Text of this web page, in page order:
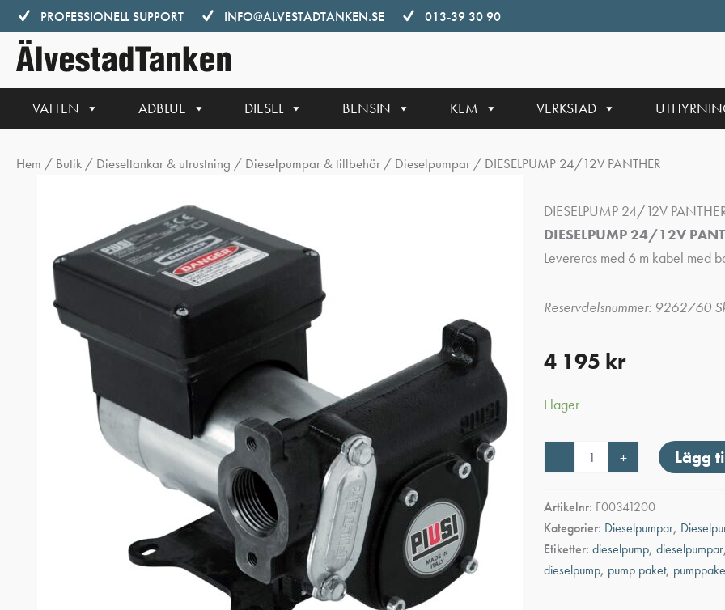
Hoppa
till
innehåll
PROFESSIONELL SUPPORT INFO@ALVESTADTANKEN.SE 013-39 30 90
VATTEN ADBLUE DIESEL BENSIN KEM VERKSTAD
Hem / Butik / Dieseltankar & utrustning / Dieselpumpar & tillbehör / Dieselpumpar / DIESELPUMP 24/12V PANTHER
DIESELPUMP 24/12V
DIESELPUMP 24/12V
Levereras med 6 m kabel med
Reservdelsnummer: 9262760
4 195 kr
I lager
-
24/12V
+ Lägg
Artikelnr: F00341200
Kategorier: Dieselpumpar,
Etiketter: dieselpump, dieselpumpar
dieselpump, pump paket,